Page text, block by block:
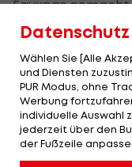
Fauxpas gemacht
(Text wird unter
Der legendäre
Wacker Tirol I
Zwarakonferenz
Datenschutz
Wählen Sie [Alle
und Diensten
PUR Modus, ohne
Werbung
individuelle Auswahl
jederzeit über den
der Fußzeile